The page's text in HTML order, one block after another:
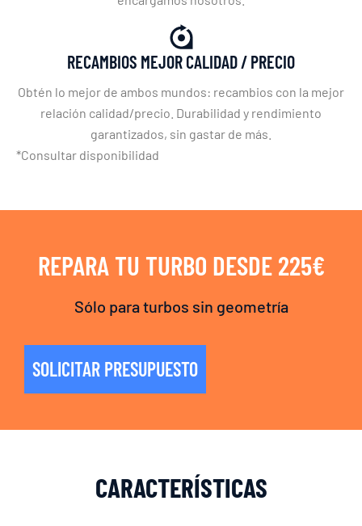
RECAMBIOS MEJOR CALIDAD / PRECIO
Obtén lo mejor de ambos mundos: recambios con la mejor
relación calidad/precio. Durabilidad y rendimiento
garantizados, sin gastar de más.
*Consultar disponibilidad
REPARA TU TURBO DESDE 225€
Sólo para turbos sin geometría
SOLICITAR PRESUPUESTO
CARACTERÍSTICAS